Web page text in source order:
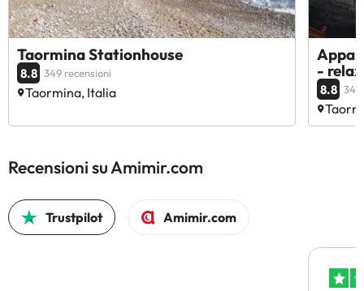
Taormina Stationhouse
8.8 349 recensioni
Taormina, Italia
-
8.8 34
Recensioni su Amimir.com
Trustpilot Amimir.com